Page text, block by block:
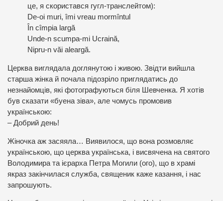
це, я скористався гугл-транслейтом):
De-oi muri, îmi vreau mormîntul
În cîmpia largă
Unde-n scumpa-mi Ucraină,
Nipru-n văi aleargă.
Церква виглядала доглянутою і живою. Звідти вийшла
старша жінка й почала підозріло приглядатись до
незнайомців, які фотографуються біля Шевченка. Я хотів
був сказати «буена зіва», але чомусь промовив
українською:
– Добрий день!
Жіночка аж засяяла… Виявилося, що вона розмовляє
українською, що церква українська, і висвячена на святого
Володимира та ієрарха Петра Могили (ого), що в храмі
якраз закінчилася служба, священик каже казання, і нас
запрошують.